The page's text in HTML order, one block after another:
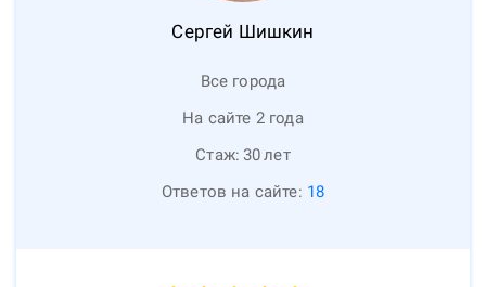
Сергей Шишкин
Все города
На сайте 2 года
Стаж: 30лет
Ответов на сайте: 18